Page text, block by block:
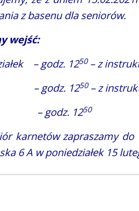
z basenu dla seniorów.
wejść:
– godz. 1250 – z
– godz. 1250 – z
– godz. 1250
karnetów zapraszamy do
6 A w poniedziałek 15